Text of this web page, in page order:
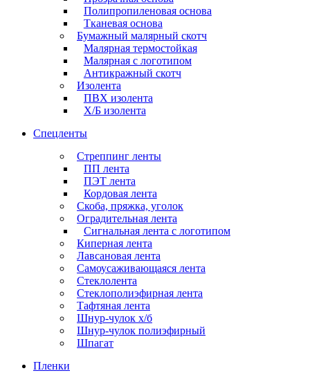
Полипропиленовая основа
Тканевая основа
Бумажный малярный скотч
Малярная термостойкая
Малярная с логотипом
Антикражный скотч
Изолента
ПВХ изолента
Х/Б изолента
Спецленты
Стреппинг ленты
ПП лента
ПЭТ лента
Кордовая лента
Скоба, пряжка, уголок
Оградительная лента
Сигнальная лента с логотипом
Киперная лента
Лавсановая лента
Самоусаживающаяся лента
Стеклолента
Стеклополиэфирная лента
Тафтяная лента
Шнур-чулок х/б
Шнур-чулок полиэфирный
Шпагат
Пленки